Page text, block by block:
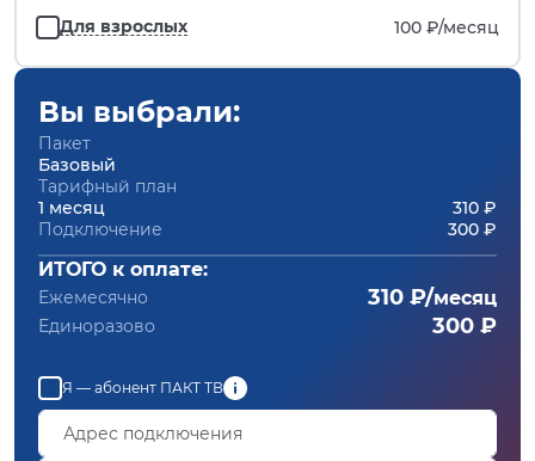
Для взрослых 100 ₽/месяц
Вы выбрали:
Пакет
Базовый
Тарифный план
1 месяц
310 ₽
Подключение
300 ₽
ИТОГО к оплате:
Ежемесячно 310 ₽/месяц
Единоразово 300 ₽
Я — абонент ПАКТ ТВ